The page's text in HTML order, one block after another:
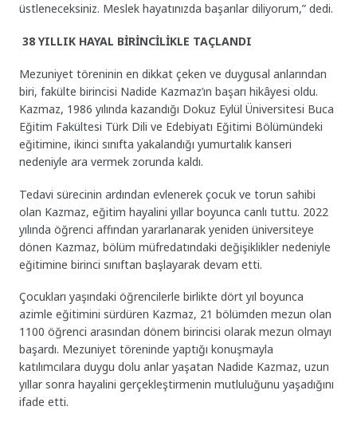
üstleneceksiniz. Meslek hayatınızda başarılar diliyorum,” dedi.
38 YILLIK HAYAL BİRİNCİLİKLE TAÇLANDI
Mezuniyet töreninin en dikkat çeken ve duygusal anlarından
biri, fakülte birincisi Nadide Kazmaz’ın başarı hikâyesi oldu.
Kazmaz, 1986 yılında kazandığı Dokuz Eylül Üniversitesi Buca
Eğitim Fakültesi Türk Dili ve Edebiyatı Eğitimi Bölümündeki
eğitimine, ikinci sınıfta yakalandığı yumurtalık kanseri
nedeniyle ara vermek zorunda kaldı.
Tedavi sürecinin ardından evlenerek çocuk ve torun sahibi
olan Kazmaz, eğitim hayalini yıllar boyunca canlı tuttu. 2022
yılında öğrenci affından yararlanarak yeniden üniversiteye
dönen Kazmaz, bölüm müfredatındaki değişiklikler nedeniyle
eğitimine birinci sınıftan başlayarak devam etti.
Çocukları yaşındaki öğrencilerle birlikte dört yıl boyunca
azimle eğitimini sürdüren Kazmaz, 21 bölümden mezun olan
1100 öğrenci arasından dönem birincisi olarak mezun olmayı
başardı. Mezuniyet töreninde yaptığı konuşmayla
katılımcılara duygu dolu anlar yaşatan Nadide Kazmaz, uzun
yıllar sonra hayalini gerçekleştirmenin mutluluğunu yaşadığını
ifade etti.